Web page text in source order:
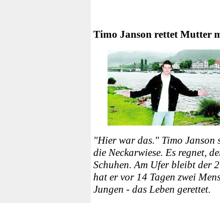
Timo Janson rettet Mutter
"Hier war das." Timo
die Neckarwiese. Es regnet,
Schuhen. Am Ufer bleibt der
hat er vor 14 Tagen zwei
Jungen - das Leben gerettet.